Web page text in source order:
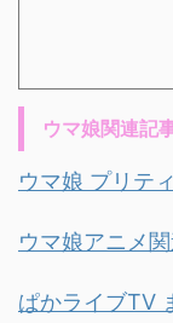
ウマ娘関連記
ウマ娘 プリテ
ウマ娘アニメ
ぱかライブTV